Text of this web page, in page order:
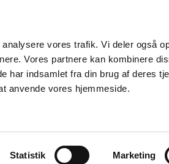
vores trafik. Vi deler også
Vores partnere kan kombinere
har indsamlet fra din brug af deres
anvende vores hjemmeside.
Statistik Marketing